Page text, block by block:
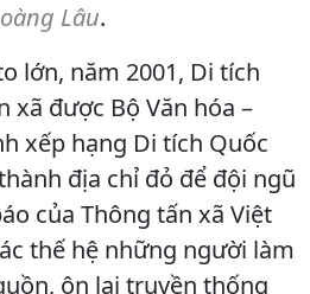
Lâu.
lớn, năm 2001, Di tích
xã được Bộ Văn hóa –
xếp hạng Di tích Quốc
địa chỉ đỏ để đội ngũ
của Thông tấn xã Việt
thế hệ những người làm
ôn lại truyền thống